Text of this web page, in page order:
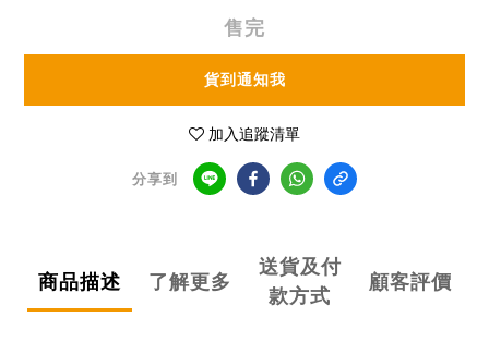
售完
貨到通知我
加入追蹤清單
分享到
商品描述 了解更多
送貨及付
款方式
顧客評價